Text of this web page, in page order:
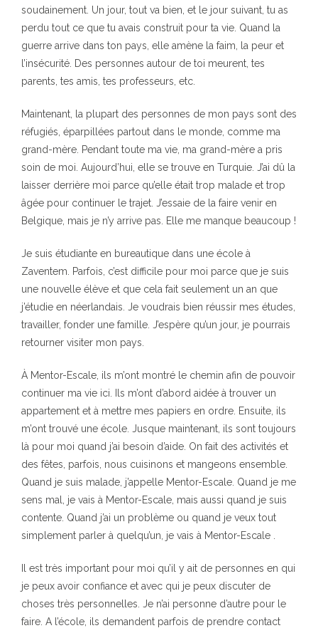
soudainement. Un jour, tout va bien, et le jour suivant, tu as
perdu tout ce que tu avais construit pour ta vie. Quand la
guerre arrive dans ton pays, elle amène la faim, la peur et
l’insécurité. Des personnes autour de toi meurent, tes
parents, tes amis, tes professeurs, etc.
Maintenant, la plupart des personnes de mon pays sont des
réfugiés, éparpillées partout dans le monde, comme ma
grand-mère. Pendant toute ma vie, ma grand-mère a pris
soin de moi. Aujourd’hui, elle se trouve en Turquie. J’ai dû la
laisser derrière moi parce qu’elle était trop malade et trop
âgée pour continuer le trajet. J’essaie de la faire venir en
Belgique, mais je n’y arrive pas. Elle me manque beaucoup !
Je suis étudiante en bureautique dans une école à
Zaventem. Parfois, c’est difficile pour moi parce que je suis
une nouvelle élève et que cela fait seulement un an que
j’étudie en néerlandais. Je voudrais bien réussir mes études,
travailler, fonder une famille. J’espère qu’un jour, je pourrais
retourner visiter mon pays.
À Mentor-Escale, ils m’ont montré le chemin afin de pouvoir
continuer ma vie ici. Ils m’ont d’abord aidée à trouver un
appartement et à mettre mes papiers en ordre. Ensuite, ils
m’ont trouvé une école. Jusque maintenant, ils sont toujours
là pour moi quand j’ai besoin d’aide. On fait des activités et
des fêtes, parfois, nous cuisinons et mangeons ensemble.
Quand je suis malade, j’appelle Mentor-Escale. Quand je me
sens mal, je vais à Mentor-Escale, mais aussi quand je suis
contente. Quand j’ai un problème ou quand je veux tout
simplement parler à quelqu’un, je vais à Mentor-Escale .
Il est très important pour moi qu’il y ait de personnes en qui
je peux avoir confiance et avec qui je peux discuter de
choses très personnelles. Je n’ai personne d’autre pour le
faire. A l’école, ils demandent parfois de prendre contact